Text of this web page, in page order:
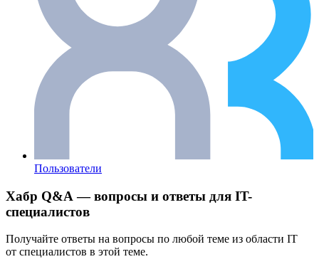
Пользователи
Хабр Q&A — вопросы и ответы для IT-
специалистов
Получайте ответы на вопросы по любой теме из области IT
от специалистов в этой теме.